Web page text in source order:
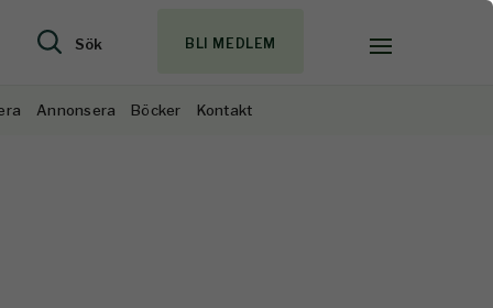
Sök BLI MEDLEM
Annonsera Böcker Kontakt